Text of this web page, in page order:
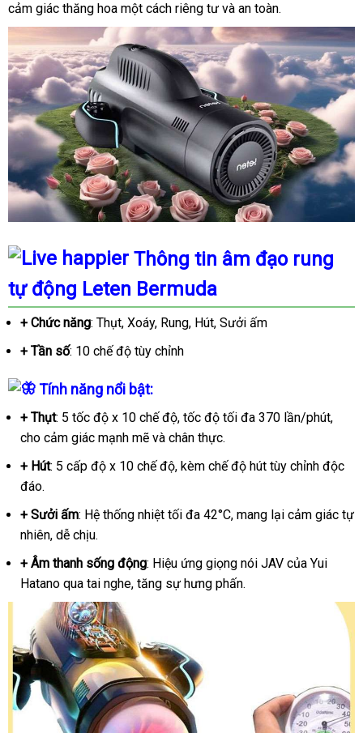
cảm giác thăng hoa một cách riêng tư và an toàn.
Thông tin âm đạo rung
tự động Leten Bermuda
+ Chức năng: Thụt, Xoáy, Rung, Hút, Sưởi ấm
+ Tần số: 10 chế độ tùy chỉnh
Tính năng nổi bật:
+ Thụt: 5 tốc độ x 10 chế độ, tốc độ tối đa 370 lần/phút,
cho cảm giác mạnh mẽ và chân thực.
+ Hút: 5 cấp độ x 10 chế độ, kèm chế độ hút tùy chỉnh độc
đáo.
+ Sưởi ấm: Hệ thống nhiệt tối đa 42°C, mang lại cảm giác tự
nhiên, dễ chịu.
+ Âm thanh sống động: Hiệu ứng giọng nói JAV của Yui
Hatano qua tai nghe, tăng sự hưng phấn.